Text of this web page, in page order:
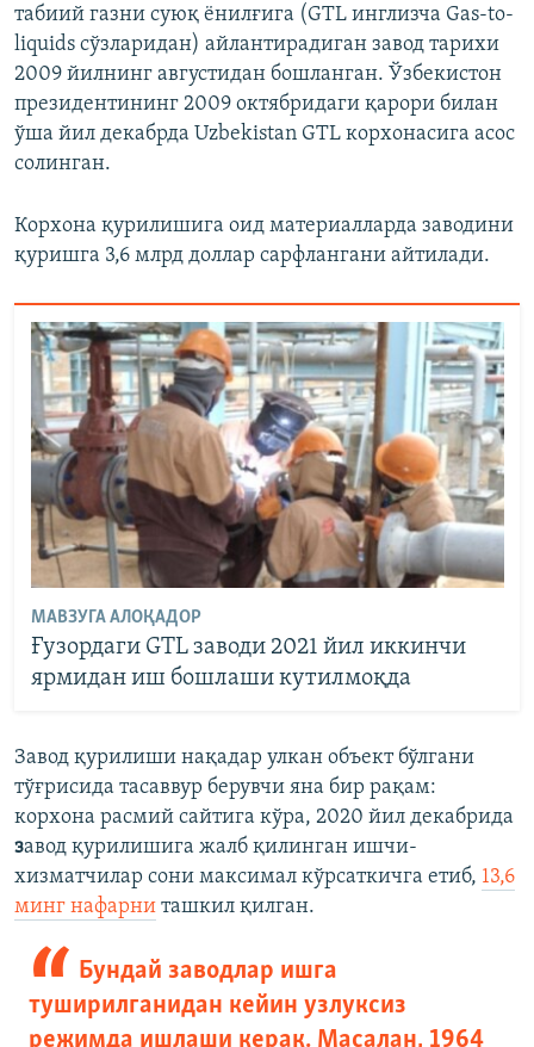
табиий газни суюқ ёнилғига (GTL инглизча Gas-to-
liquids сўзларидан) айлантирадиган завод тарихи
2009 йилнинг августидан бошланган. Ўзбекистон
президентининг 2009 октябридаги қарори билан
ўша йил декабрда Uzbekistan GTL корхонасига асос
солинган.
Корхона қурилишига оид материалларда заводини
қуришга 3,6 млрд доллар сарфлангани айтилади.
МАВЗУГА АЛОҚАДОР
Ғузордаги GTL заводи 2021 йил иккинчи
ярмидан иш бошлаши кутилмоқда
Завод қурилиши нақадар улкан объект бўлгани
тўғрисида тасаввур берувчи яна бир рақам:
корхона расмий сайтига кўра, 2020 йил декабрида
завод қурилишига жалб қилинган ишчи-
хизматчилар сони максимал кўрсаткичга етиб, 13,6
минг нафарни ташкил қилган.
Бундай заводлар ишга
туширилганидан кейин узлуксиз
режимда ишлаши керак. Масалан, 1964